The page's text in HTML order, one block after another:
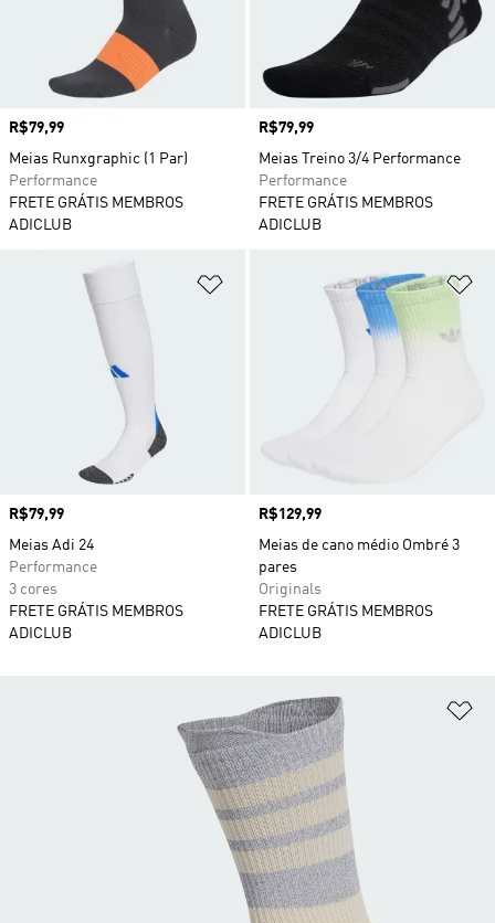
Preço
R$79,99
Meias Runxgraphic (1 Par)
Performance
FRETE GRÁTIS MEMBROS
ADICLUB
Preço
R$79,99
Meias Treino 3/4 Performance
Performance
FRETE GRÁTIS MEMBROS
ADICLUB
Adicionar à Lista de Desejos
Preço
R$79,99
Meias Adi 24
Performance
3 cores
FRETE GRÁTIS MEMBROS
ADICLUB
Preço
R$129,99
Meias de cano médio Ombré 3
pares
Originals
FRETE GRÁTIS MEMBROS
ADICLUB